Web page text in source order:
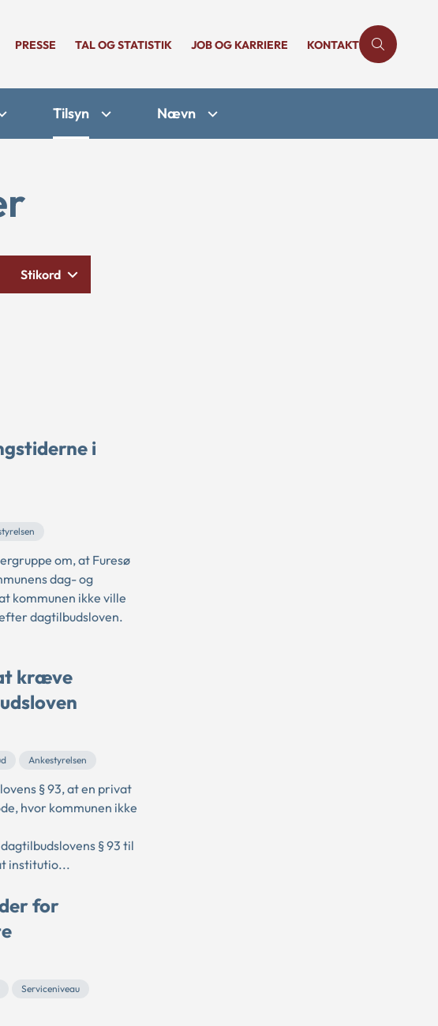
PRESSE TAL OG STATISTIK JOB OG KARRIERE KONTAKT
Tilsyn Nævn
Stikord
i
om, at Furesø
dag- og
kommunen ikke ville
dagtilbudsloven.
kræve
Ankestyrelsen
§ 93, at en privat
hvor kommunen ikke
§ 93 til
institutio...
for
Serviceniveau